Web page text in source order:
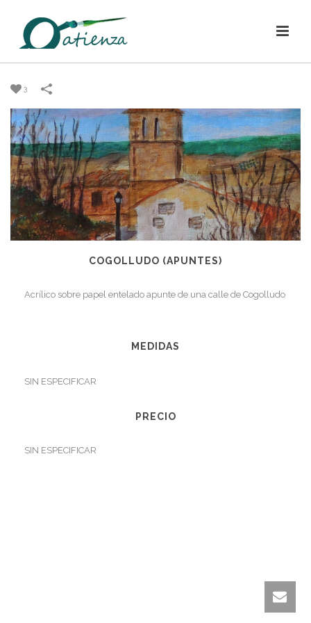
3
COGOLLUDO (APUNTES)
Acrílico sobre papel entelado apunte de una calle de Cogolludo
MEDIDAS
SIN ESPECIFICAR
PRECIO
SIN ESPECIFICAR